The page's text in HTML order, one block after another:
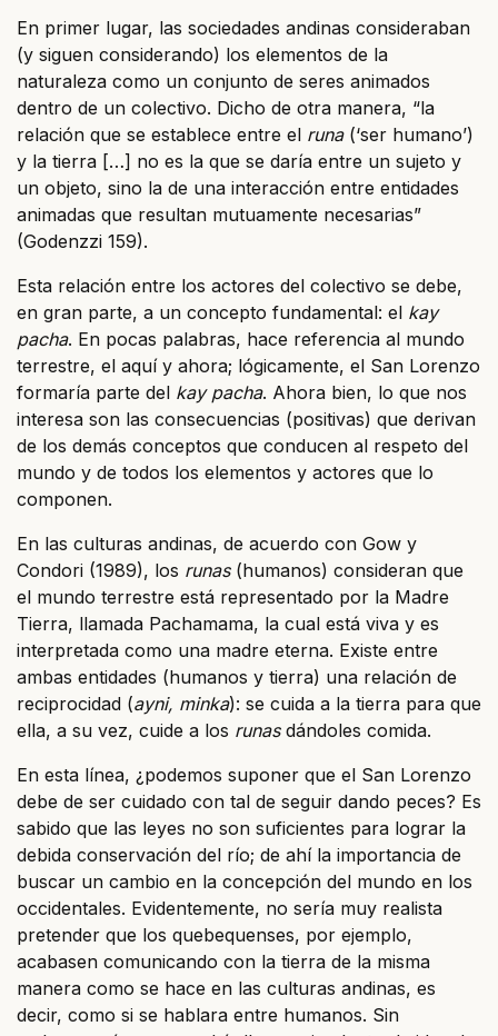
En primer lugar, las sociedades andinas consideraban
(y siguen considerando) los elementos de la
naturaleza como un conjunto de seres animados
dentro de un colectivo. Dicho de otra manera, “la
relación que se establece entre el runa (‘ser humano’)
y la tierra […] no es la que se daría entre un sujeto y
un objeto, sino la de una interacción entre entidades
animadas que resultan mutuamente necesarias”
(Godenzzi 159).
Esta relación entre los actores del colectivo se debe,
en gran parte, a un concepto fundamental: el kay
pacha. En pocas palabras, hace referencia al mundo
terrestre, el aquí y ahora; lógicamente, el San Lorenzo
formaría parte del kay pacha. Ahora bien, lo que nos
interesa son las consecuencias (positivas) que derivan
de los demás conceptos que conducen al respeto del
mundo y de todos los elementos y actores que lo
componen.
En las culturas andinas, de acuerdo con Gow y
Condori (1989), los runas (humanos) consideran que
el mundo terrestre está representado por la Madre
Tierra, llamada Pachamama, la cual está viva y es
interpretada como una madre eterna. Existe entre
ambas entidades (humanos y tierra) una relación de
reciprocidad (ayni, minka): se cuida a la tierra para que
ella, a su vez, cuide a los runas dándoles comida.
En esta línea, ¿podemos suponer que el San Lorenzo
debe de ser cuidado con tal de seguir dando peces? Es
sabido que las leyes no son suficientes para lograr la
debida conservación del río; de ahí la importancia de
buscar un cambio en la concepción del mundo en los
occidentales. Evidentemente, no sería muy realista
pretender que los quebequenses, por ejemplo,
acabasen comunicando con la tierra de la misma
manera como se hace en las culturas andinas, es
decir, como si se hablara entre humanos. Sin